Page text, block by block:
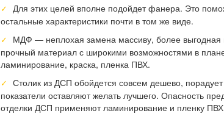
Для этих целей вполне подойдет фанера. Это
остальные характеристики почти в том же виде.
МДФ — неплохая замена массиву, более выгодная
прочный материал с широкими возможностями в
ламинирование, краска, пленка ПВХ.
Столик из ДСП обойдется совсем дешево,
показатели оставляют желать лучшего. Опасность
отделки ДСП применяют ламинирование и пленку